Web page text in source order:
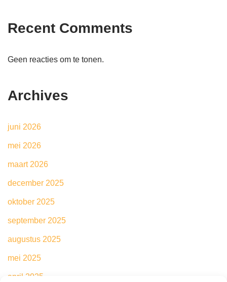
Recent Comments
Geen reacties om te tonen.
Archives
juni 2026
mei 2026
maart 2026
december 2025
oktober 2025
september 2025
augustus 2025
mei 2025
april 2025